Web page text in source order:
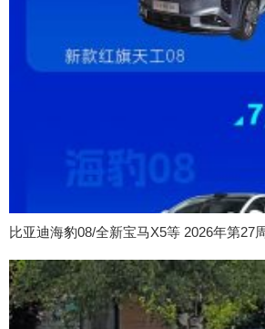
比亚迪海豹08/全新宝马X5等 2026年第27